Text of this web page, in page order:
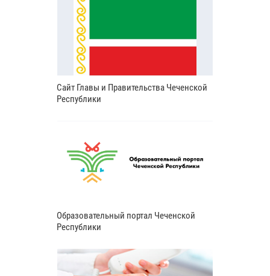
Сайт Главы и Правительства Чеченской
Республики
Образовательный портал Чеченской
Республики